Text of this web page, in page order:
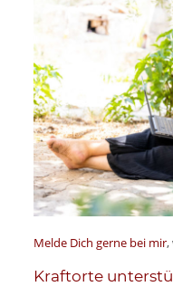
Melde Dich gerne bei mir,
Kraftorte